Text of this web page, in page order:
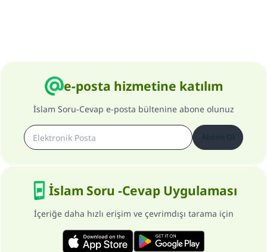
e-posta hizmetine katılım
İslam Soru-Cevap e-posta bültenine abone olunuz
İslam Soru -Cevap Uygulaması
İçeriğe daha hızlı erişim ve çevrimdışı tarama için